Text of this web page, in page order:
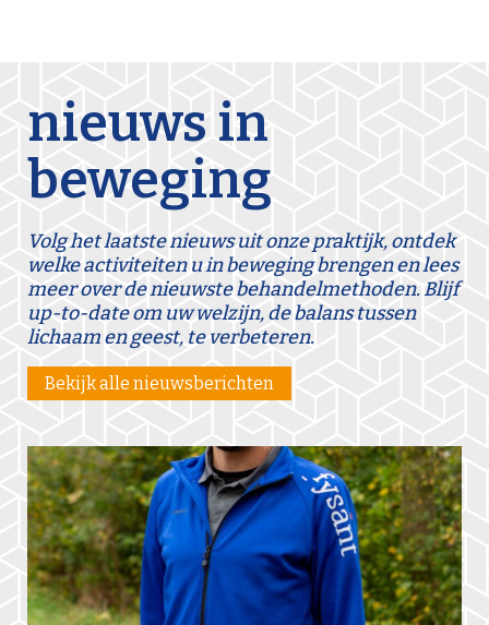
nieuws in
beweging
Volg het laatste nieuws uit onze praktijk, ontdek
welke activiteiten u in beweging brengen en lees
meer over de nieuwste behandelmethoden. Blijf
up-to-date om uw welzijn, de balans tussen
lichaam en geest, te verbeteren.
Bekijk alle nieuwsberichten